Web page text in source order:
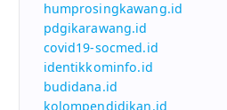
humprosingkawang.id
pdgikarawang.id
covid19-socmed.id
identikkominfo.id
budidana.id
kolompendidikan.id